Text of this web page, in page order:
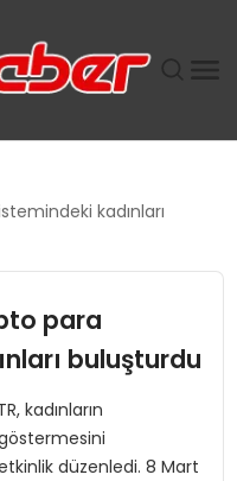
KADIN
HEDEF
kadınları
para
buluşturdu
kadınların
düzenledi. 8 Mart